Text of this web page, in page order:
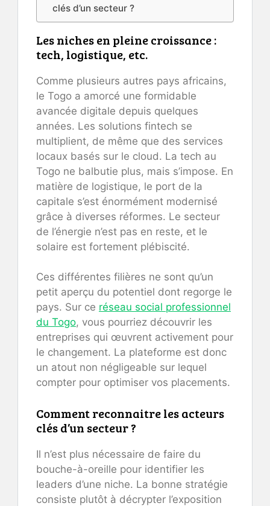
clés d’un secteur ?
Les niches en pleine croissance :
tech, logistique, etc.
Comme plusieurs autres pays africains,
le Togo a amorcé une formidable
avancée digitale depuis quelques
années. Les solutions fintech se
multiplient, de même que des services
locaux basés sur le cloud. La tech au
Togo ne balbutie plus, mais s’impose. En
matière de logistique, le port de la
capitale s’est énormément modernisé
grâce à diverses réformes. Le secteur
de l’énergie n’est pas en reste, et le
solaire est fortement plébiscité.
Ces différentes filières ne sont qu’un
petit aperçu du potentiel dont regorge le
pays. Sur ce réseau social professionnel
du Togo, vous pourriez découvrir les
entreprises qui œuvrent activement pour
le changement. La plateforme est donc
un atout non négligeable sur lequel
compter pour optimiser vos placements.
Comment reconnaitre les acteurs
clés d’un secteur ?
Il n’est plus nécessaire de faire du
bouche-à-oreille pour identifier les
leaders d’une niche. La bonne stratégie
consiste plutôt à décrypter l’exposition